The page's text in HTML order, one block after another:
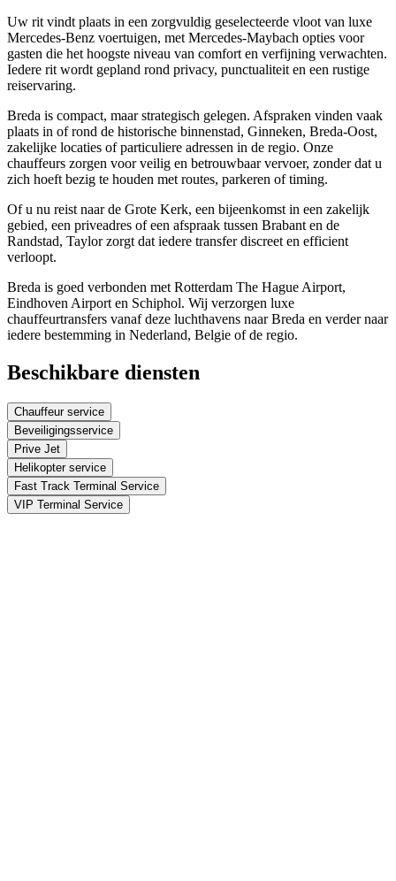
Uw rit vindt plaats in een zorgvuldig geselecteerde vloot van luxe
Mercedes-Benz voertuigen, met Mercedes-Maybach opties voor
gasten die het hoogste niveau van comfort en verfijning verwachten.
Iedere rit wordt gepland rond privacy, punctualiteit en een rustige
reiservaring.
Breda is compact, maar strategisch gelegen. Afspraken vinden vaak
plaats in of rond de historische binnenstad, Ginneken, Breda-Oost,
zakelijke locaties of particuliere adressen in de regio. Onze
chauffeurs zorgen voor veilig en betrouwbaar vervoer, zonder dat u
zich hoeft bezig te houden met routes, parkeren of timing.
Of u nu reist naar de Grote Kerk, een bijeenkomst in een zakelijk
gebied, een priveadres of een afspraak tussen Brabant en de
Randstad, Taylor zorgt dat iedere transfer discreet en efficient
verloopt.
Breda is goed verbonden met Rotterdam The Hague Airport,
Eindhoven Airport en Schiphol. Wij verzorgen luxe
chauffeurtransfers vanaf deze luchthavens naar Breda en verder naar
iedere bestemming in Nederland, Belgie of de regio.
Beschikbare diensten
Chauffeur service
Beveiligingsservice
Prive Jet
Helikopter service
Fast Track Terminal Service
VIP Terminal Service